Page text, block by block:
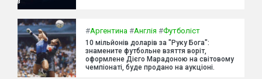
#Аргентина #Англія #Футболіст
10 мільйонів доларів за "Руку Бога":
знамените футбольне взяття воріт,
оформлене Дієго Марадоною на світовому
чемпіонаті, буде продано на аукціоні.